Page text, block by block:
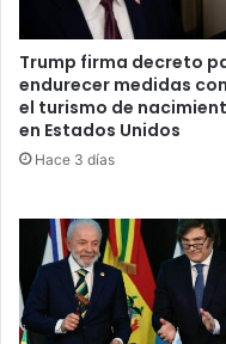
Trump firma decreto
endurecer medidas
el turismo de
en Estados Unidos
Hace 3 días